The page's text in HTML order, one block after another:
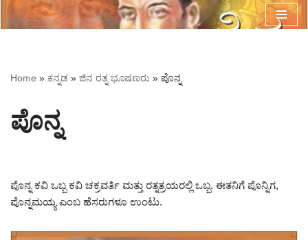
Home » ಕನ್ನಡ » ಜಿನ ರತ್ನ ಭೂಷಣರು » ಪೊನ್ನ
ಪೊನ್ನ
ಪೊನ್ನ ಕವಿ ಒಬ್ಬ ಕವಿ ಚಕ್ರವರ್ತಿ ಮತ್ತು ರತ್ನತ್ರಯರಲ್ಲಿ ಒಬ್ಬ. ಈತನಿಗೆ ಪೊನ್ನಿಗ,
ಪೊನ್ನಮಯ್ಯ ಎಂಬ ಹೆಸರುಗಳೂ ಉಂಟು.